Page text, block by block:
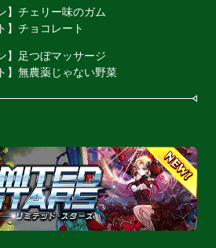
】チェリー味のガム
】チョコレート
】足つぼマッサージ
】無農薬じゃない野菜